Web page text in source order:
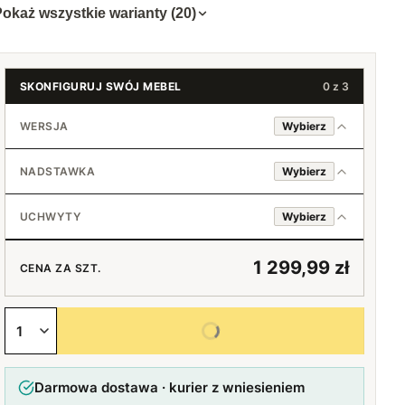
wszystkie warianty (20)
SKONFIGURUJ SWÓJ MEBEL 0 z 3
WERSJA Wybierz
Lewa
Prawa
NADSTAWKA Wybierz
Brak
+559,99 zł
UCHWYTY Wybierz
Standard (srebrny)
Loft (czarny)
CENA ZA SZT. 1 299,99 zł
Wybierz wszystkie opcje
Darmowa dostawa · kurier z wniesieniem